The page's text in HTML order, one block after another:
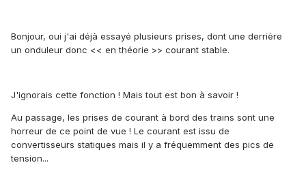
Bonjour, oui j'ai déjà essayé plusieurs prises, dont une derrière
un onduleur donc << en théorie >> courant stable.
J'ignorais cette fonction ! Mais tout est bon à savoir !
Au passage, les prises de courant à bord des trains sont une
horreur de ce point de vue ! Le courant est issu de
convertisseurs statiques mais il y a fréquemment des pics de
tension...